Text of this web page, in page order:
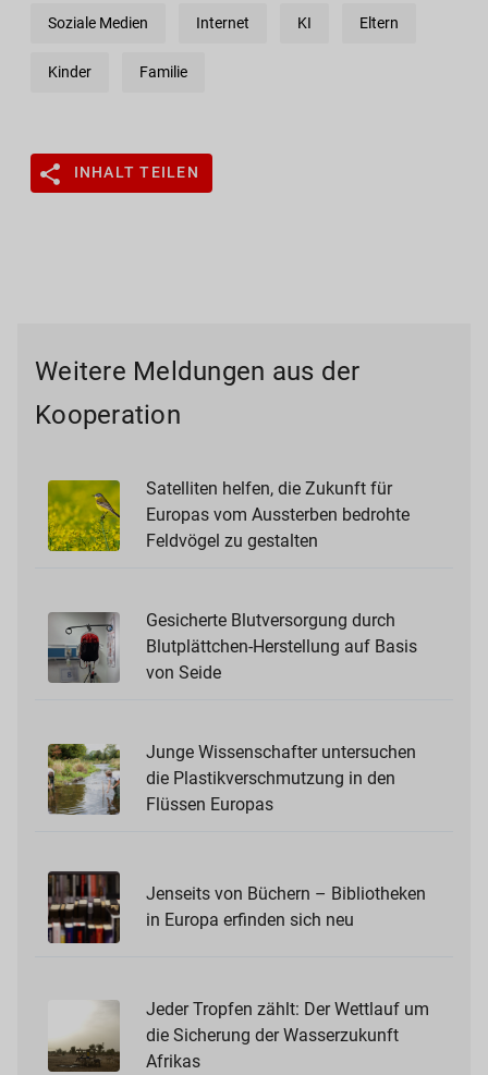
Soziale Medien Internet KI Eltern
Kinder Familie
INHALT TEILEN
Weitere Meldungen aus der
Kooperation
Satelliten helfen, die Zukunft für
Europas vom Aussterben bedrohte
Feldvögel zu gestalten
Gesicherte Blutversorgung durch
Blutplättchen-Herstellung auf Basis
von Seide
Junge Wissenschafter untersuchen
die Plastikverschmutzung in den
Flüssen Europas
Jenseits von Büchern – Bibliotheken
in Europa erfinden sich neu
Jeder Tropfen zählt: Der Wettlauf um
die Sicherung der Wasserzukunft
Afrikas